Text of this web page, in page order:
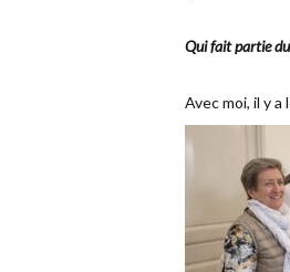
Qui fait partie
Avec moi, il y